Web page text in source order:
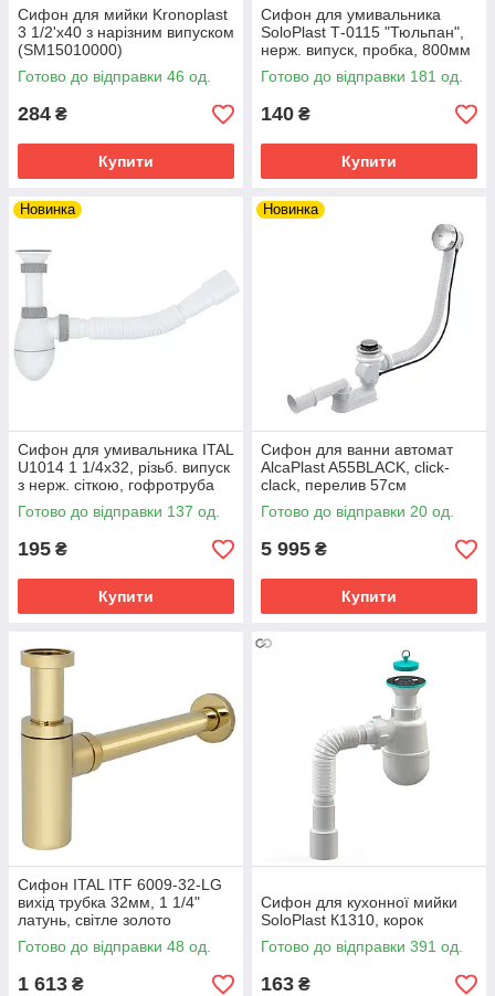
Сифон для мийки Kronoplast
3 1/2'х40 з нарізним випуском
(SM15010000)
Готово до відправки 46 од.
284 ₴
Купити
Сифон для умивальника
SoloPlast Т-0115 "Тюльпан",
нерж. випуск, пробка, 800мм
Готово до відправки 181 од.
140 ₴
Купити
Новинка
Сифон для умивальника ITAL
U1014 1 1/4х32, різьб. випуск
з нерж. сіткою, гофротруба
40х40/50
Готово до відправки 137 од.
195 ₴
Купити
Новинка
Сифон для ванни автомат
AlcaPlast A55BLACK, click-
clack, перелив 57см
Готово до відправки 20 од.
5 995 ₴
Купити
Сифон ITAL ITF 6009-32-LG
вихід трубка 32мм, 1 1/4"
латунь, світле золото
Готово до відправки 48 од.
1 613 ₴
Сифон для кухонної мийки
SoloPlast К1310, корок
Готово до відправки 391 од.
163 ₴